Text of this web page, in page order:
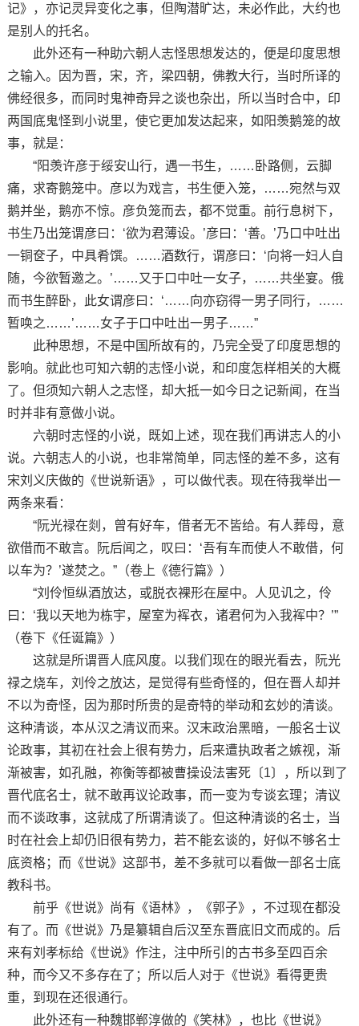
记》，亦记灵异变化之事，但陶潜旷达，未必作此，大约也
是别人的托名。
此外还有一种助六朝人志怪思想发达的，便是印度思想
之输入。因为晋，宋，齐，梁四朝，佛教大行，当时所译的
佛经很多，而同时鬼神奇异之谈也杂出，所以当时合中，印
两国底鬼怪到小说里，使它更加发达起来，如阳羡鹅笼的故
事，就是：
“阳羡许彦于绥安山行，遇一书生，……卧路侧，云脚
痛，求寄鹅笼中。彦以为戏言，书生便入笼，……宛然与双
鹅并坐，鹅亦不惊。彦负笼而去，都不觉重。前行息树下，
书生乃出笼谓彦曰：‘欲为君薄设。’彦曰：‘善。’乃口中吐出
一铜奁子，中具肴馔。……酒数行，谓彦曰：‘向将一妇人自
随，今欲暂邀之。’……又于口中吐一女子，……共坐宴。俄
而书生醉卧，此女谓彦曰：‘……向亦窃得一男子同行，……
暂唤之……’……女子于口中吐出一男子……”
此种思想，不是中国所故有的，乃完全受了印度思想的
影响。就此也可知六朝的志怪小说，和印度怎样相关的大概
了。但须知六朝人之志怪，却大抵一如今日之记新闻，在当
时并非有意做小说。
六朝时志怪的小说，既如上述，现在我们再讲志人的小
说。六朝志人的小说，也非常简单，同志怪的差不多，这有
宋刘义庆做的《世说新语》，可以做代表。现在待我举出一
两条来看：
“阮光禄在剡，曾有好车，借者无不皆给。有人葬母，意
欲借而不敢言。阮后闻之，叹曰：‘吾有车而使人不敢借，何
以车为？’遂焚之。”（卷上《德行篇》）
“刘伶恒纵酒放达，或脱衣裸形在屋中。人见讥之，伶
曰：‘我以天地为栋宇，屋室为裈衣，诸君何为入我裈中？’”
（卷下《任诞篇》）
这就是所谓晋人底风度。以我们现在的眼光看去，阮光
禄之烧车，刘伶之放达，是觉得有些奇怪的，但在晋人却并
不以为奇怪，因为那时所贵的是奇特的举动和玄妙的清谈。
这种清谈，本从汉之清议而来。汉末政治黑暗，一般名士议
论政事，其初在社会上很有势力，后来遭执政者之嫉视，渐
渐被害，如孔融，祢衡等都被曹操设法害死〔1〕，所以到了
晋代底名士，就不敢再议论政事，而一变为专谈玄理；清议
而不谈政事，这就成了所谓清谈了。但这种清谈的名士，当
时在社会上却仍旧很有势力，若不能玄谈的，好似不够名士
底资格；而《世说》这部书，差不多就可以看做一部名士底
教科书。
前乎《世说》尚有《语林》，《郭子》，不过现在都没
有了。而《世说》乃是纂辑自后汉至东晋底旧文而成的。后
来有刘孝标给《世说》作注，注中所引的古书多至四百余
种，而今又不多存在了；所以后人对于《世说》看得更贵
重，到现在还很通行。
此外还有一种魏邯郸淳做的《笑林》，也比《世说》